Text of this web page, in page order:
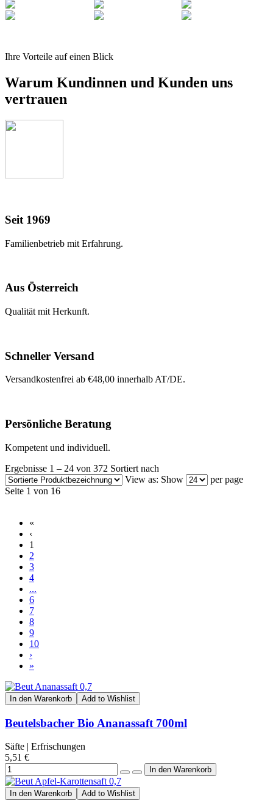
Ihre Vorteile auf einen Blick
Warum Kundinnen und Kunden uns
vertrauen
Seit 1969
Familienbetrieb mit Erfahrung.
Aus Österreich
Qualität mit Herkunft.
Schneller Versand
Versandkostenfrei ab €48,00 innerhalb AT/DE.
Persönliche Beratung
Kompetent und individuell.
Ergebnisse 1 – 24 von 372 Sortiert nach
View as: Show
per page
Seite 1 von 16
«
‹
1
2
3
4
...
6
7
8
9
10
›
»
In den Warenkorb Add to Wishlist
Beutelsbacher Bio Ananassaft 700ml
Säfte | Erfrischungen
5,51 €
In den Warenkorb Add to Wishlist